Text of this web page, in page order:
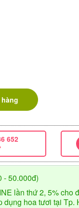
652
- 50.000đ)
lần thứ 2, 5% cho
hoa tươi tại